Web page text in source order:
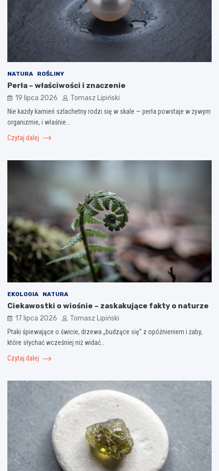
NATURA ROŚLINY
Perła – właściwości i znaczenie
19 lipca 2026 Tomasz Lipiński
Nie każdy kamień szlachetny rodzi się w skale — perła powstaje w żywym
organizmie, i właśnie…
Czytaj dalej
EKOLOGIA NATURA
Ciekawostki o wiośnie – zaskakujące fakty o naturze
17 lipca 2026 Tomasz Lipiński
Ptaki śpiewające o świcie, drzewa „budzące się” z opóźnieniem i żaby,
które słychać wcześniej niż widać…
Czytaj dalej